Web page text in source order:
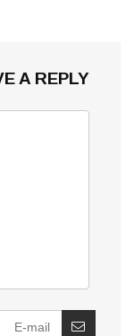
A REPLY